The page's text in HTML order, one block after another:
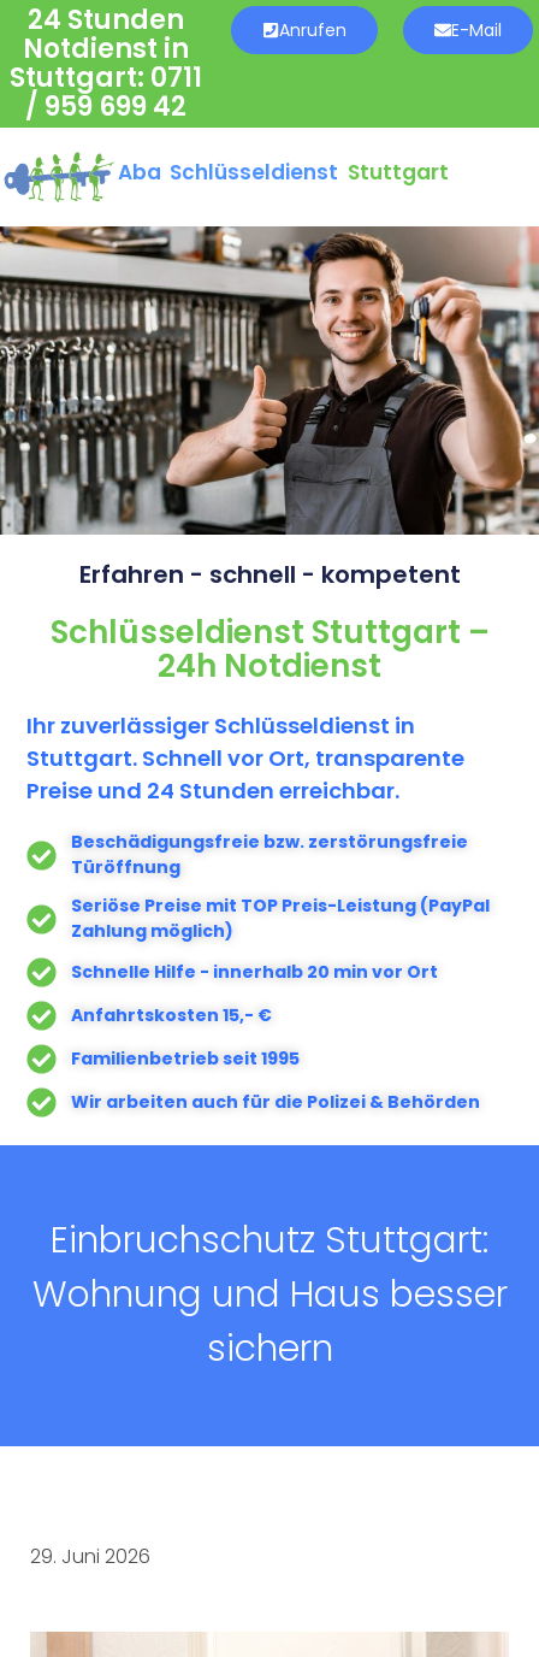
24 Stunden
Notdienst in
Stuttgart: 0711
/ 959 699 42
Anrufen E-Mail
Aba Schlüsseldienst Stuttgart
Erfahren - schnell - kompetent​
Schlüsseldienst Stuttgart –
24h Notdienst
Ihr zuverlässiger Schlüsseldienst in
Stuttgart. Schnell vor Ort, transparente
Preise und 24 Stunden erreichbar.
Beschädigungsfreie bzw. zerstörungsfreie
Türöffnung
Seriöse Preise mit TOP Preis-Leistung (PayPal
Zahlung möglich)
Schnelle Hilfe - innerhalb 20 min vor Ort
Anfahrtskosten 15,- €
Familienbetrieb seit 1995
Wir arbeiten auch für die Polizei & Behörden
Einbruchschutz Stuttgart:
Wohnung und Haus besser
sichern
29. Juni 2026